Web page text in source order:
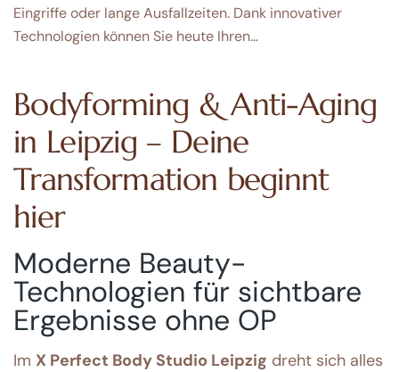
Eingriffe oder lange Ausfallzeiten. Dank innovativer
Technologien können Sie heute Ihren…
Bodyforming & Anti-Aging
in Leipzig – Deine
Transformation beginnt
hier
Moderne Beauty-
Technologien für sichtbare
Ergebnisse ohne OP
Im X Perfect Body Studio Leipzig dreht sich alles